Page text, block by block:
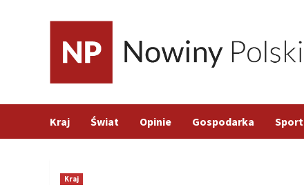
Kraj Świat Opinie Gospodarka Sport
Kraj